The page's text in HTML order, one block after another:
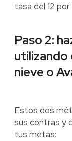
tasa del 12
Paso 2:
utilizando
nieve o
Estos dos
sus contras y
tus metas: